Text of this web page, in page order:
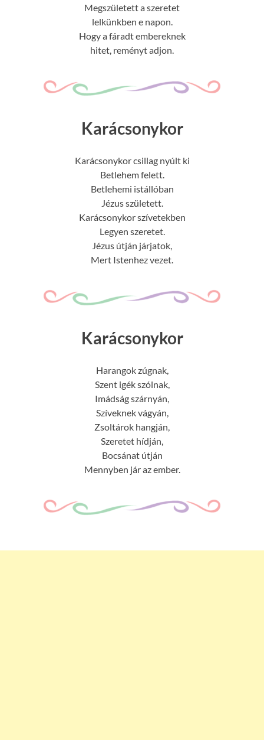
Megszületett a szeretet
lelkünkben e napon.
Hogy a fáradt embereknek
hitet, reményt adjon.
Karácsonykor
Karácsonykor csillag nyúlt ki
Betlehem felett.
Betlehemi istállóban
Jézus született.
Karácsonykor szívetekben
Legyen szeretet.
Jézus útján járjatok,
Mert Istenhez vezet.
Karácsonykor
Harangok zúgnak,
Szent igék szólnak,
Imádság szárnyán,
Szíveknek vágyán,
Zsoltárok hangján,
Szeretet hídján,
Bocsánat útján
Mennyben jár az ember.